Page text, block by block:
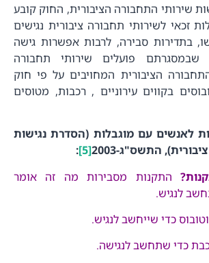
שירותי התחבורה הציבורית, החוק קובע
זכאי לשירותי תחבורה ציבורית נגישים
בתדירות סבירה, לרבות אפשרות גישה
שבמסגרתם פועלים שירותי תחבורה
הציבורית המחויבים על פי חוק
בקווים עירוניים , רכבות, מטוסים
לאנשים עם מוגבלות (הסדרת נגישות
התשס"ג-2003
[5]
:
התקנות מסבירות מה זה אומר
לנגיש.
כדי שייחשב לנגיש.
כדי שתחשב לנגישה.